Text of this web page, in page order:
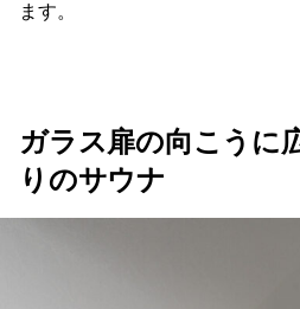
ます。
ガラス扉の向こうに
りのサウナ